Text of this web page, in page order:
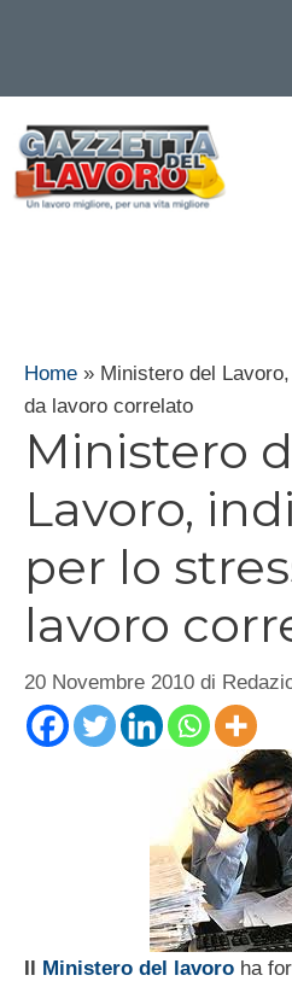
contenuto
Home » Ministero del
da lavoro correlato
Ministero
Lavoro,
per lo
lavoro
20 Novembre 2010 di
Il Ministero del lavoro ha